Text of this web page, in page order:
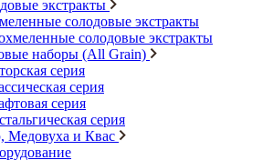
экстракты
солодовые экстракты
солодовые экстракты
наборы (All Grain)
серия
серия
серия
серия
Медовуха и Квас